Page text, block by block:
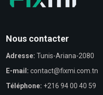
Nous contacter
Adresse: Tunis-Ariana-2080
E-mail: contact@fixmi.com.tn
Téléphone: +216 94 00 40 59